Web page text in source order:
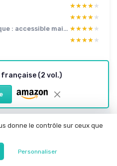
★★★★★
★★★★★
★★★★★
★★★★★
Contenu et intérêt historique : accessible mais pas ultra poussé ★★★★★
★★★★★
★★★★★
★★★★★
française (2 vol.)
donne le contrôle sur ceux que
Personnaliser